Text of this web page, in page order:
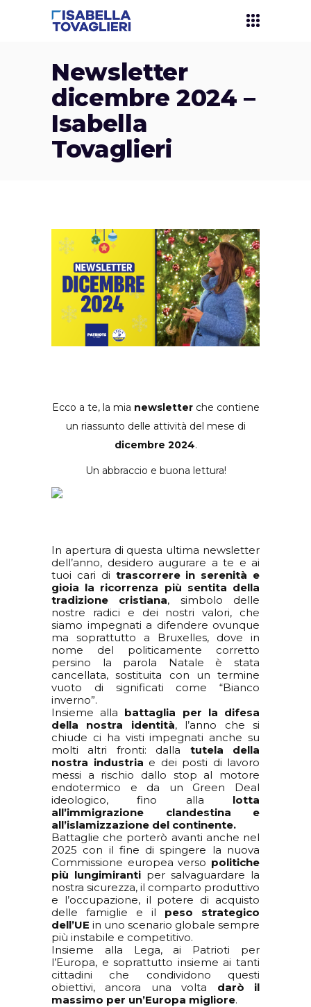
Newsletter
dicembre 2024 –
Isabella
Tovaglieri
Ecco a te, la mia newsletterche contiene
un riassunto delle attività del mese di
dicembre 2024.
Un abbraccio e buona lettura!
In apertura di questa ultima newsletter
dell’anno, desidero augurare a te e ai
tuoi cari di trascorrere in serenità e
gioia la ricorrenza più sentita della
tradizione cristiana, simbolo delle
nostre radici e dei nostri valori, che
siamo impegnati a difendere ovunque
ma soprattutto a Bruxelles, dove in
nome del politicamente corretto
persino la parola Natale è stata
cancellata, sostituita con un termine
vuoto di significati come “Bianco
inverno”.
Insieme alla battaglia per la difesa
della nostra identità, l’anno che si
chiude ci ha visti impegnati anche su
molti altri fronti: dalla tutela della
nostra industria e dei posti di lavoro
messi a rischio dallo stop al motore
endotermico e da un Green Deal
ideologico, fino alla lotta
all’immigrazione clandestina e
all’islamizzazione del continente.
Battaglie che porterò avanti anche nel
2025 con il fine di spingere la nuova
Commissione europea verso politiche
più lungimiranti per salvaguardare la
nostra sicurezza, il comparto produttivo
e l’occupazione, il potere di acquisto
delle famiglie e il peso strategico
dell’UE in uno scenario globale sempre
più instabile e competitivo.
Insieme alla Lega, ai Patrioti per
l’Europa, e soprattutto insieme ai tanti
cittadini che condividono questi
obiettivi, ancora una volta darò il
massimo per un’Europa migliore.